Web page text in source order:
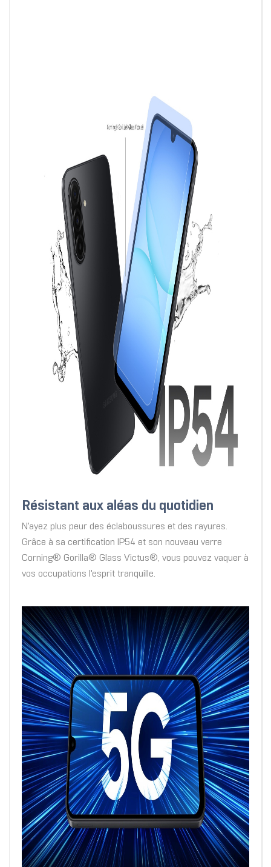
Résistant aux aléas du quotidien
N'ayez plus peur des éclaboussures et des rayures.
Grâce à sa certification IP54 et son nouveau verre
Corning® Gorilla® Glass Victus®, vous pouvez vaquer à
vos occupations l'esprit tranquille.